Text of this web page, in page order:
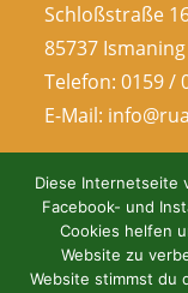
Schloßstraße
85737 Ismaning
Telefon: 0159 /
E-Mail:
Diese Internetseite
Facebook- und
Cookies helfen
Website zu
Website stimmst du